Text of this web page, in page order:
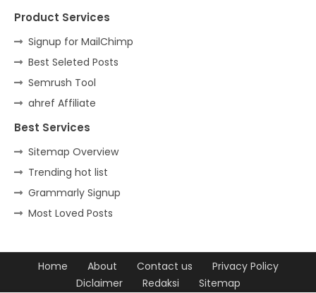
Product Services
Signup for MailChimp
Best Seleted Posts
Semrush Tool
ahref Affiliate
Best Services
Sitemap Overview
Trending hot list
Grammarly Signup
Most Loved Posts
Home About Contact us
Privacy Policy
Diclaimer
Redaksi Sitemap